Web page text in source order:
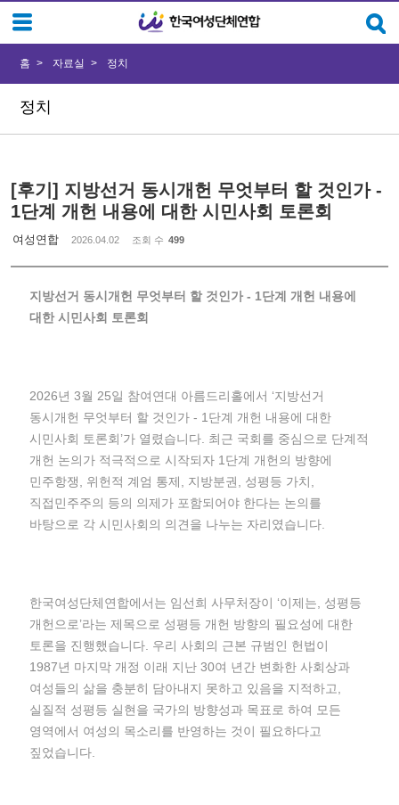
정치
홈 자료실 정치
[후기] 지방선거 동시개헌 무엇부터 할 것인가 -
1단계 개헌 내용에 대한 시민사회 토론회
여성연합 2026.04.02 조회 수 499
지방선거 동시개헌 무엇부터 할 것인가 - 1단계 개헌 내용에
대한 시민사회 토론회
2026년 3월 25일 참여연대 아름드리홀에서 ‘지방선거
동시개헌 무엇부터 할 것인가 - 1단계 개헌 내용에 대한
시민사회 토론회’가 열렸습니다. 최근 국회를 중심으로 단계적
개헌 논의가 적극적으로 시작되자 1단계 개헌의 방향에
민주항쟁, 위헌적 계엄 통제, 지방분권, 성평등 가치,
직접민주주의 등의 의제가 포함되어야 한다는 논의를
바탕으로 각 시민사회의 의견을 나누는 자리였습니다.
한국여성단체연합에서는 임선희 사무처장이 ‘이제는, 성평등
개헌으로’라는 제목으로 성평등 개헌 방향의 필요성에 대한
토론을 진행했습니다. 우리 사회의 근본 규범인 헌법이
1987년 마지막 개정 이래 지난 30여 년간 변화한 사회상과
여성들의 삶을 충분히 담아내지 못하고 있음을 지적하고,
실질적 성평등 실현을 국가의 방향성과 목표로 하여 모든
영역에서 여성의 목소리를 반영하는 것이 필요하다고
짚었습니다.